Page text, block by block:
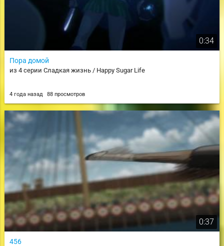
0:34
Пора домой
из 4 серии Сладкая жизнь / Happy Sugar Life
4 года назад 88 просмотров
0:37
456